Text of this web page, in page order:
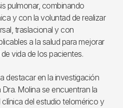
pulmonar, combinando
y con la voluntad de realizar
traslacional y con
a la salud para mejorar
vida de los pacientes.
destacar en la investigación
Molina se encuentran la
del estudio telomérico y